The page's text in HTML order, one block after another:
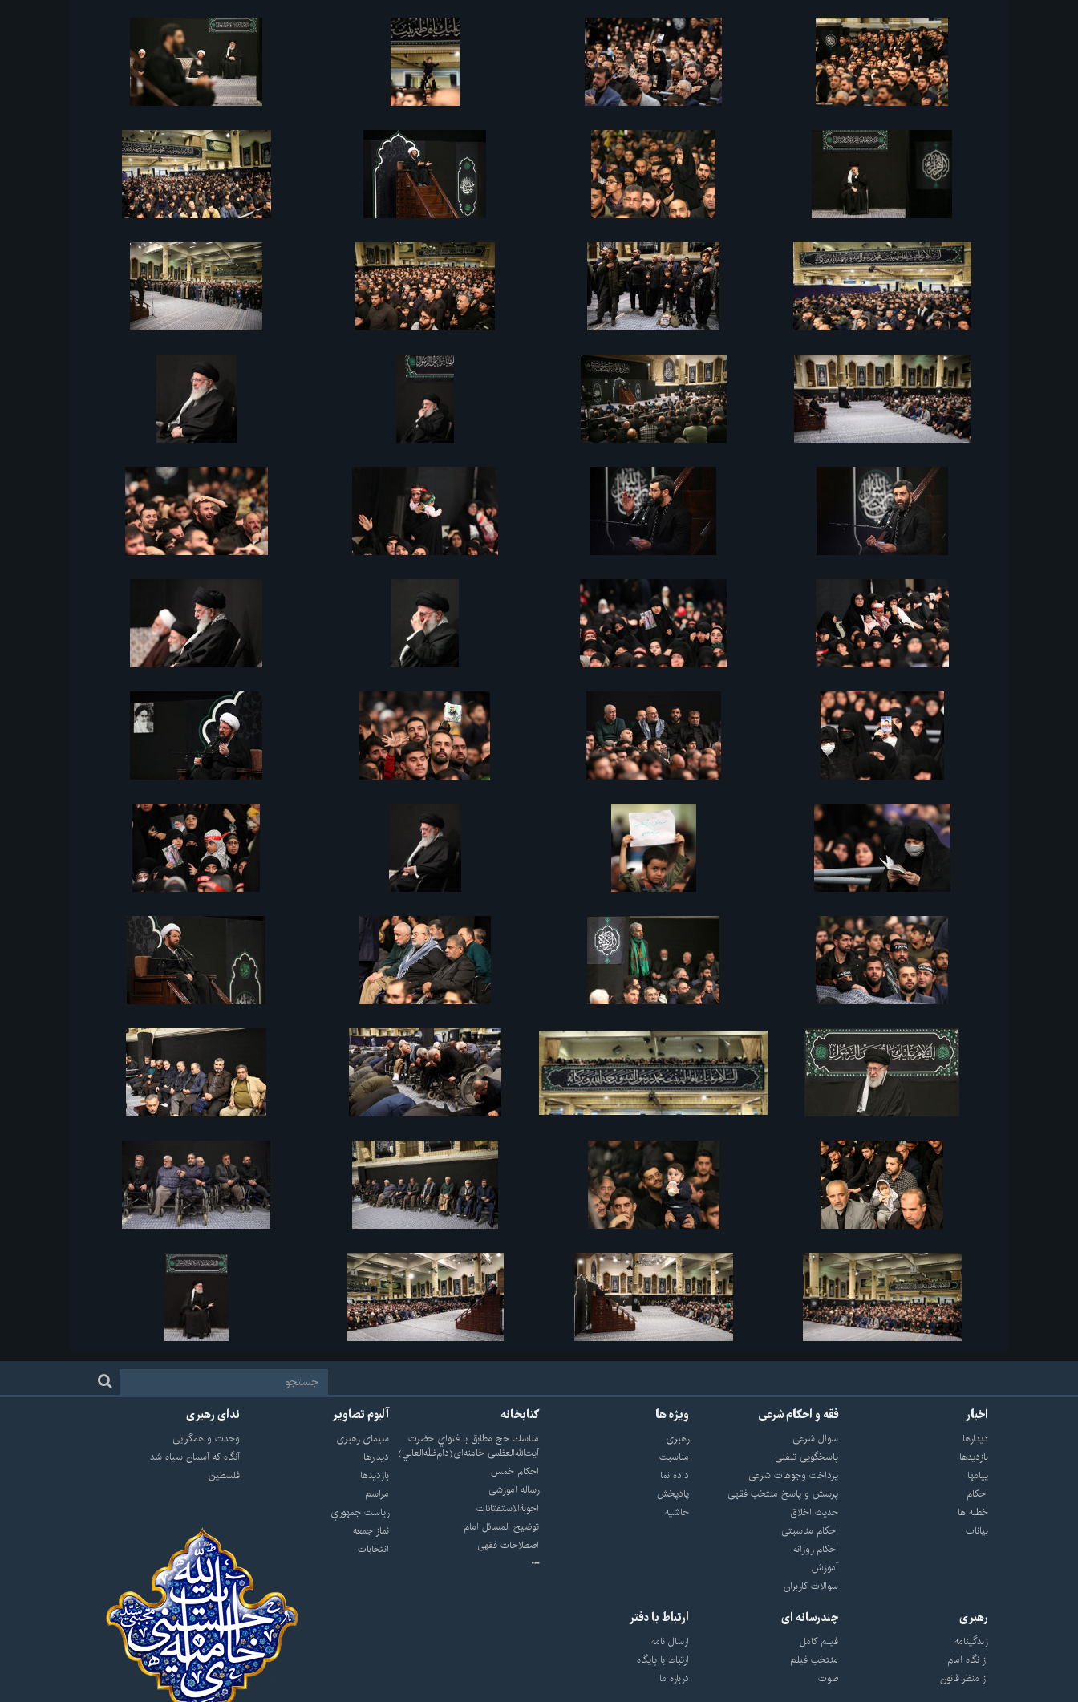
اخبار
دیدارها
بازديدها
پيامها
احكام
خطبه ها
بیانات
فقه و احکام شرعی
سوال شرعی
پاسخگویی تلفنی
پرداخت وجوهات شرعی
پرسش و پاسخ منتخب فقهی
حدیث اخلاق
احکام مناسبتی
احکام روزانه
آموزش
سوالات کاربران
ویژه ها
رهبری
مناسبت
داده نما
پادپخش
حاشیه
کتابخانه
مناسك حج مطابق با فتواي حضرت
آيت‌الله‌العظمى خامنه‌اى(دام‌ظلّه‌العالي)
احکام خمس
رساله آموزشی
اجوبة‌الاستفتائات
توضيح المسائل امام
اصطلاحات فقهى
آلبوم تصاویر
سيماى رهبرى
ديدارها
بازديدها
مراسم
رياست جمهوري
نماز جمعه
انتخابات
ندای رهبری
وحدت و همگرایی
آنگاه که آسمان سیاه شد
فلسطین
رهبری
زندگینامه
از نگاه امام
از منظر قانون
چندرسانه ای
فیلم کامل
منتخب فیلم
صوت
ارتباط با دفتر
ارسال نامه
ارتباط با پایگاه
درباره ما